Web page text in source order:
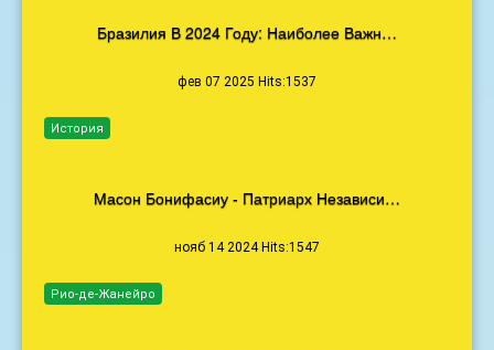
Бразилия В 2024 Году: Наиболее Важн…
фев 07 2025 Hits:1537
Масон Бонифасиу - Патриарх Независи…
нояб 14 2024 Hits:1547
История
Рио-де-Жанейро